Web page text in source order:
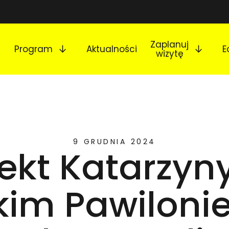
Program Aktualności Zaplanuj
wizytę
9 GRUDNIA 2024